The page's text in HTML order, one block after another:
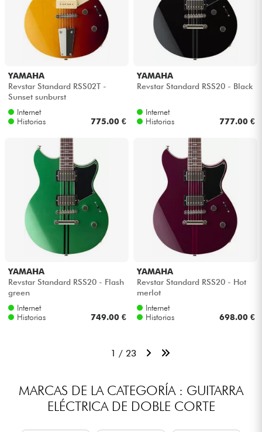
YAMAHA
Revstar Standard RSS02T -
Sunset sunburst
Internet
Historias
775.00 €
YAMAHA
Revstar Standard RSS20 - Black
Internet
Historias
777.00 €
YAMAHA
Revstar Standard RSS20 - Flash
green
Internet
Historias
749.00 €
YAMAHA
Revstar Standard RSS20 - Hot
merlot
Internet
Historias
698.00 €
1 / 23
MARCAS DE LA CATEGORÍA : GUITARRA
ELÉCTRICA DE DOBLE CORTE